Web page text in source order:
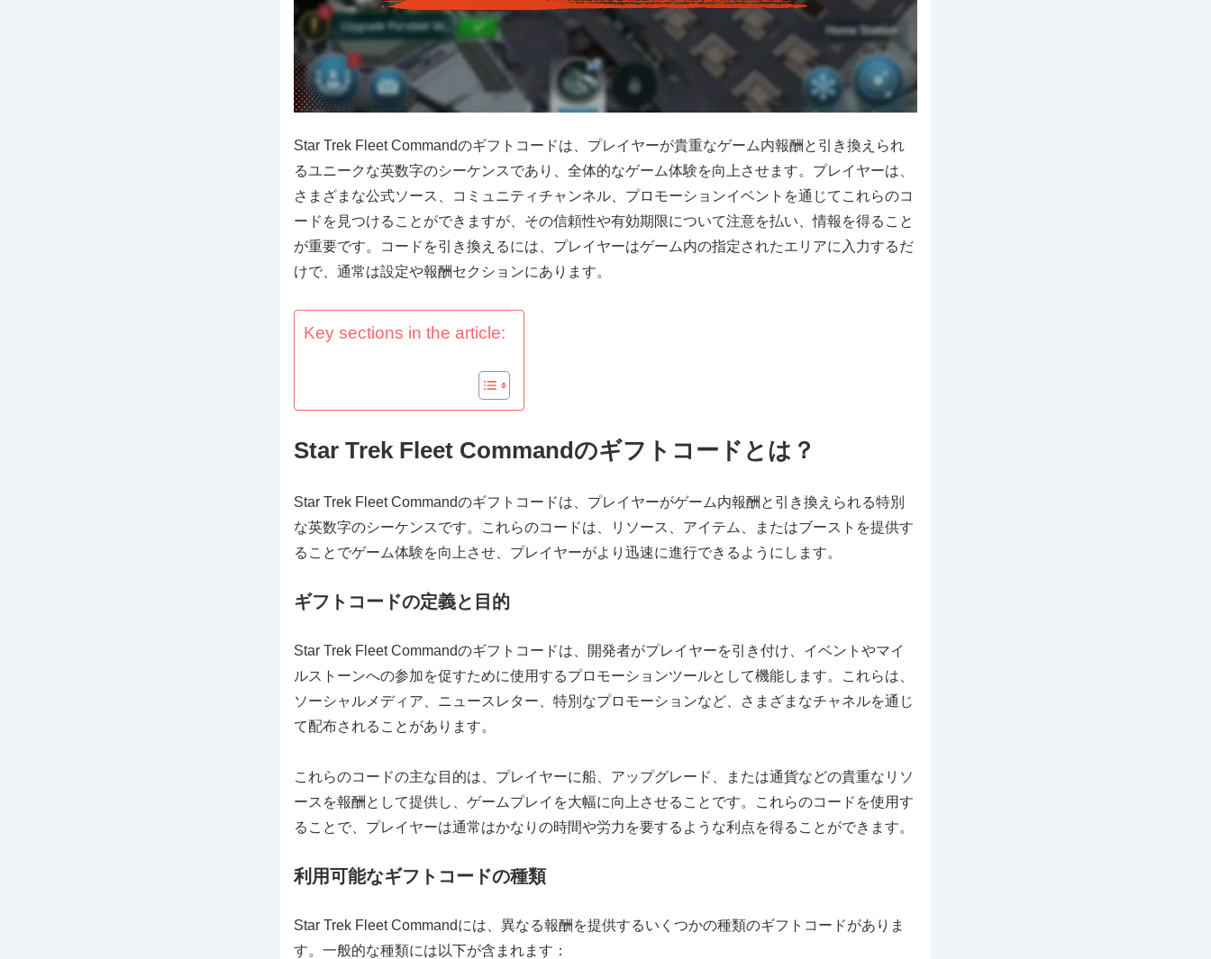
Star Trek Fleet Commandのギフトコードは、プレイヤーが貴重なゲーム内報酬と引き換えられ
るユニークな英数字のシーケンスであり、全体的なゲーム体験を向上させます。プレイヤーは、
さまざまな公式ソース、コミュニティチャンネル、プロモーションイベントを通じてこれらのコ
ードを見つけることができますが、その信頼性や有効期限について注意を払い、情報を得ること
が重要です。コードを引き換えるには、プレイヤーはゲーム内の指定されたエリアに入力するだ
けで、通常は設定や報酬セクションにあります。
Key sections in the article:
Star Trek Fleet Commandのギフトコードとは？
Star Trek Fleet Commandのギフトコードは、プレイヤーがゲーム内報酬と引き換えられる特別
な英数字のシーケンスです。これらのコードは、リソース、アイテム、またはブーストを提供す
ることでゲーム体験を向上させ、プレイヤーがより迅速に進行できるようにします。
ギフトコードの定義と目的
Star Trek Fleet Commandのギフトコードは、開発者がプレイヤーを引き付け、イベントやマイ
ルストーンへの参加を促すために使用するプロモーションツールとして機能します。これらは、
ソーシャルメディア、ニュースレター、特別なプロモーションなど、さまざまなチャネルを通じ
て配布されることがあります。
これらのコードの主な目的は、プレイヤーに船、アップグレード、または通貨などの貴重なリソ
ースを報酬として提供し、ゲームプレイを大幅に向上させることです。これらのコードを使用す
ることで、プレイヤーは通常はかなりの時間や労力を要するような利点を得ることができます。
利用可能なギフトコードの種類
Star Trek Fleet Commandには、異なる報酬を提供するいくつかの種類のギフトコードがありま
す。一般的な種類には以下が含まれます：